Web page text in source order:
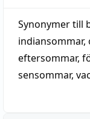
Synonymer till
indiansommar,
eftersommar,
sensommar,